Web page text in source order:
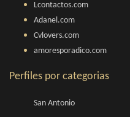
Lcontactos.com
Adanel.com
Cvlovers.com
amoresporadico.com
Perfiles por categorias
San Antonio